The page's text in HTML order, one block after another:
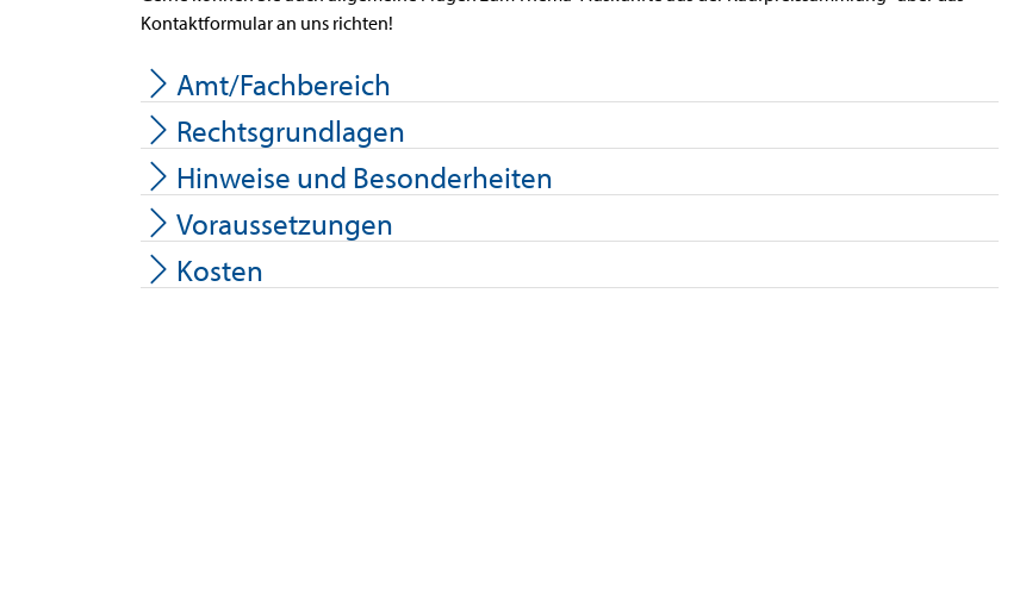
Kontaktformular an uns richten!
Amt/Fachbereich
Rechtsgrundlagen
Hinweise und Besonderheiten
Voraussetzungen
Kosten